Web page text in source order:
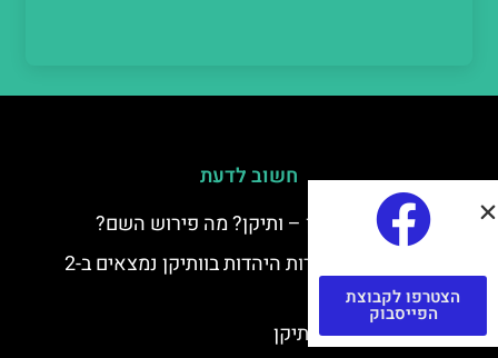
חשוב לדעת
למה קוראים לוותיקן – ותיקן? מה פירוש השם?
כתב יד ותיקן – אוצרות היהדות בוותיקן נמצאים ב-2
כתבי יד עתיקים
יצירות של רפאל בוותיקן
הצטרפו לקבוצת
הפייסבוק